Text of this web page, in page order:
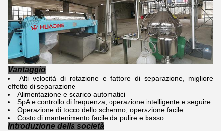
Vantaggio
Alti velocità di rotazione e fattore di separazione, migliore
effetto di separazione
Alimentazione e scarico automatici
SpA e controllo di frequenza, operazione intelligente e seguire
Operazione di tocco dello schermo, operazione facile
Costo di mantenimento facile da pulire e basso
Introduzione della società